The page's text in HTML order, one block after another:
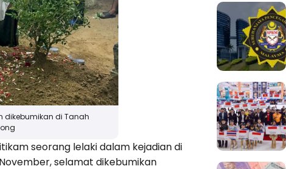
dikebumikan di Tanah
seorang lelaki dalam kejadian di
selamat dikebumikan